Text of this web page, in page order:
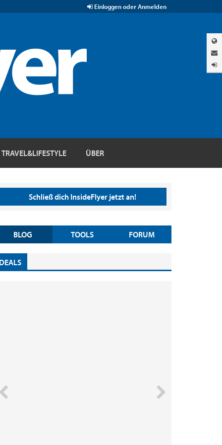
Einloggen oder Anmelden
TRAVEL&LIFESTYLE ÜBER
Schließ dich InsideFlyer jetzt an!
BLOG TOOLS FORUM
DEALS